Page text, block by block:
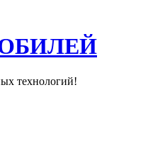
технологий!